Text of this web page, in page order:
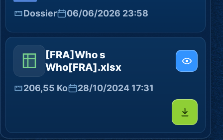
Dossier 06/06/2026 23:58
[FRA]Who s
Who[FRA].xlsx
206,55 Ko 28/10/2024 17:31